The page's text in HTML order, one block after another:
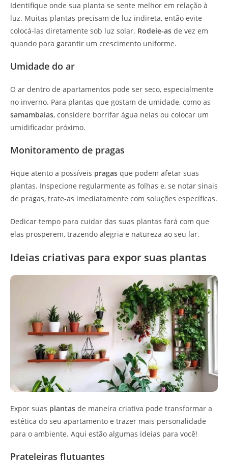
Identifique onde sua planta se sente melhor em relação à
luz. Muitas plantas precisam de luz indireta, então evite
colocá-las diretamente sob luz solar. Rodeie-as de vez em
quando para garantir um crescimento uniforme.
Umidade do ar
O ar dentro de apartamentos pode ser seco, especialmente
no inverno. Para plantas que gostam de umidade, como as
samambaias, considere borrifar água nelas ou colocar um
umidificador próximo.
Monitoramento de pragas
Fique atento a possíveis pragas que podem afetar suas
plantas. Inspecione regularmente as folhas e, se notar sinais
de pragas, trate-as imediatamente com soluções específicas.
Dedicar tempo para cuidar das suas plantas fará com que
elas prosperem, trazendo alegria e natureza ao seu lar.
Ideias criativas para expor suas plantas
Expor suas plantas de maneira criativa pode transformar a
estética do seu apartamento e trazer mais personalidade
para o ambiente. Aqui estão algumas ideias para você!
Prateleiras flutuantes